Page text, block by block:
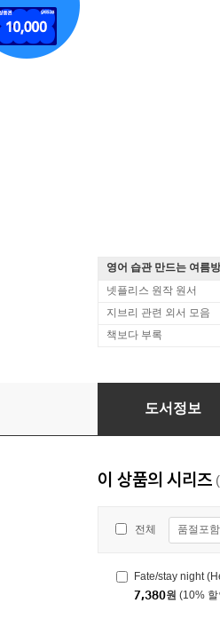
영어 습관 만드는 여름
넷플리스 원작 원서
지브리 관련 외서 모음
책보다 부록
Fate/stay night
도서정보
이 상품의 시리즈
전체 품절포함
Fate/stay night
7,380원 (10%